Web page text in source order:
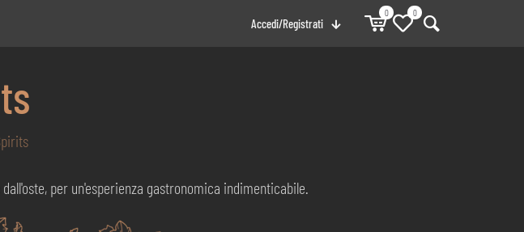
Accedi/Registrati
0 0
per un'esperienza gastronomica indimenticabile.